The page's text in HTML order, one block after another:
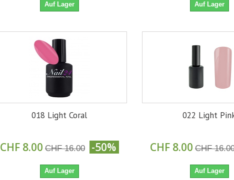
Auf Lager Auf Lager
018 Light Coral
CHF 8.00 CHF 16.00 -50%
Auf Lager
022 Light
CHF 8.00 CHF
Auf Lager